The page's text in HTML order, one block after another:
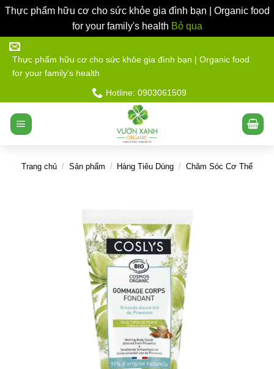
Thực phẩm hữu cơ cho sức khỏe gia đình bạn | Organic food
for your family's health Bỏ qua
Bỏ
qua
nội
Thực phẩm hữu cơ cho sức khỏe gia đình bạn | Organic food
for your family's health
Hotline: 0903061509
Trang chủ / Sản phẩm / Hàng Tiêu Dùng / Chăm Sóc Cơ Thể